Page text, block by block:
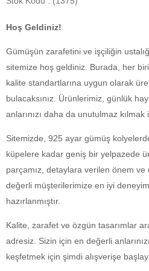
Hoş Geldiniz!
Gümüşün zarafetini ve işçiliğin
sitemize hoş geldiniz. Burada, her
kalite standartlarına uygun olarak
bulacaksınız. Ürünlerimiz, günlük
anlarınızı daha da unutulmaz kılmak
Sitemizde, 925 ayar gümüş
küpelere kadar geniş bir yelpazede
parçamız, detaylara verilen önem ve
değerli müşterilerimize en iyi
hazırlanmıştır.
Kalite, zarafet ve özgün tasarımlar
adresiz. Sizin için en değerli
keşfetmek için şimdi alışverişe